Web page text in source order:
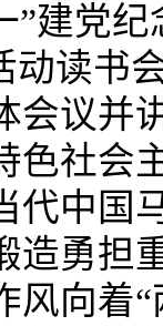
”建党
动读书
会议并
色社会
代中国
造勇担
风向着